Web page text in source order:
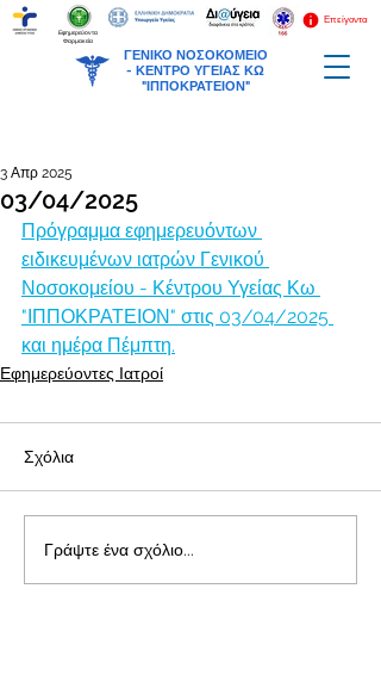
ΓΕΝΙΚΟ ΝΟΣΟΚΟΜΕΙΟ
- ΚΕΝΤΡΟ ΥΓΕΙΑΣ ΚΩ
"ΙΠΠΟΚΡΑΤΕΙΟΝ"
Επείγοντα
Εφημερεύοντα
Φαρμακεία
03/04/2025
3 Απρ 2025
Πρόγραμμα εφημερευόντων
ειδικευμένων ιατρών Γενικού
Νοσοκομείου - Κέντρου Υγείας Κω
"ΙΠΠΟΚΡΑΤΕΙΟΝ" στις 03/04/2025
και ημέρα Πέμπτη.
Εφημερεύοντες Ιατροί
Σχόλια
Γράψτε ένα σχόλιο...